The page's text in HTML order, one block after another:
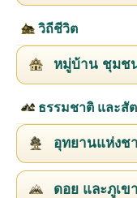
วิถีชีวิต
หมู่บ้าน ชุมช
ธรรมชาติ และสั
อุทยานแห่งช
ดอย และภูเข